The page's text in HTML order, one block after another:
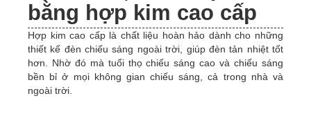
bằng hợp kim cao cấp
Hợp kim cao cấp là chất liệu hoàn hảo dành cho những
thiết kế đèn chiếu sáng ngoài trời, giúp đèn tản nhiệt tốt
hơn. Nhờ đó mà tuổi thọ chiếu sáng cao và chiếu sáng
bền bỉ ở mọi không gian chiếu sáng, cả trong nhà và
ngoài trời.